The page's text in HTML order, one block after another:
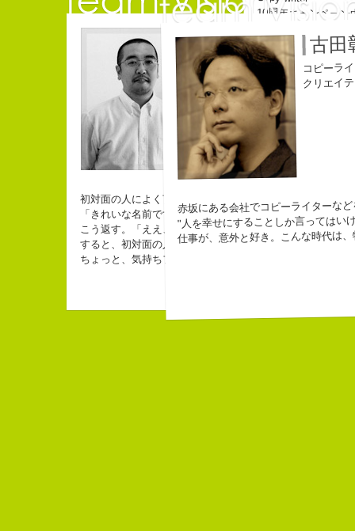
10周年キャンペーン
beacon
名雪祐平
コピーライター
クリエイティブディレクター
初対面の人によく言われる。
「きれいな名前ですね」
こう返す。「ええ、名前だけは」
すると、初対面の人が笑ってくれる。
ちょっと、気持ちフクザツであるのだが。
古田
コピーラ
クリエイ
赤坂にある会社でコピーライターな
"人を幸せにすることしか言ってはい
仕事が、意外と好き。こんな時代は